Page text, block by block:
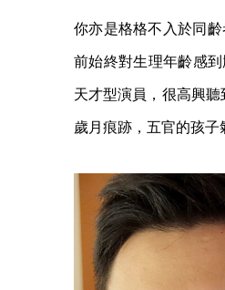
你亦是格格不入於同
前始終對生理年齡感
天才型演員，很高興
歲月痕跡，五官的孩子